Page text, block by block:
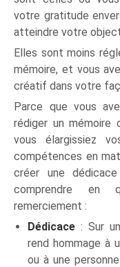
votre gratitude
atteindre votre
Elles sont moins
mémoire, et vous
créatif dans votre
Parce que vous
rédiger un mémoire
vous élargissiez
compétences en
créer une
comprendre en
remerciement :
Dédicace : Sur
rend hommage à
ou à une